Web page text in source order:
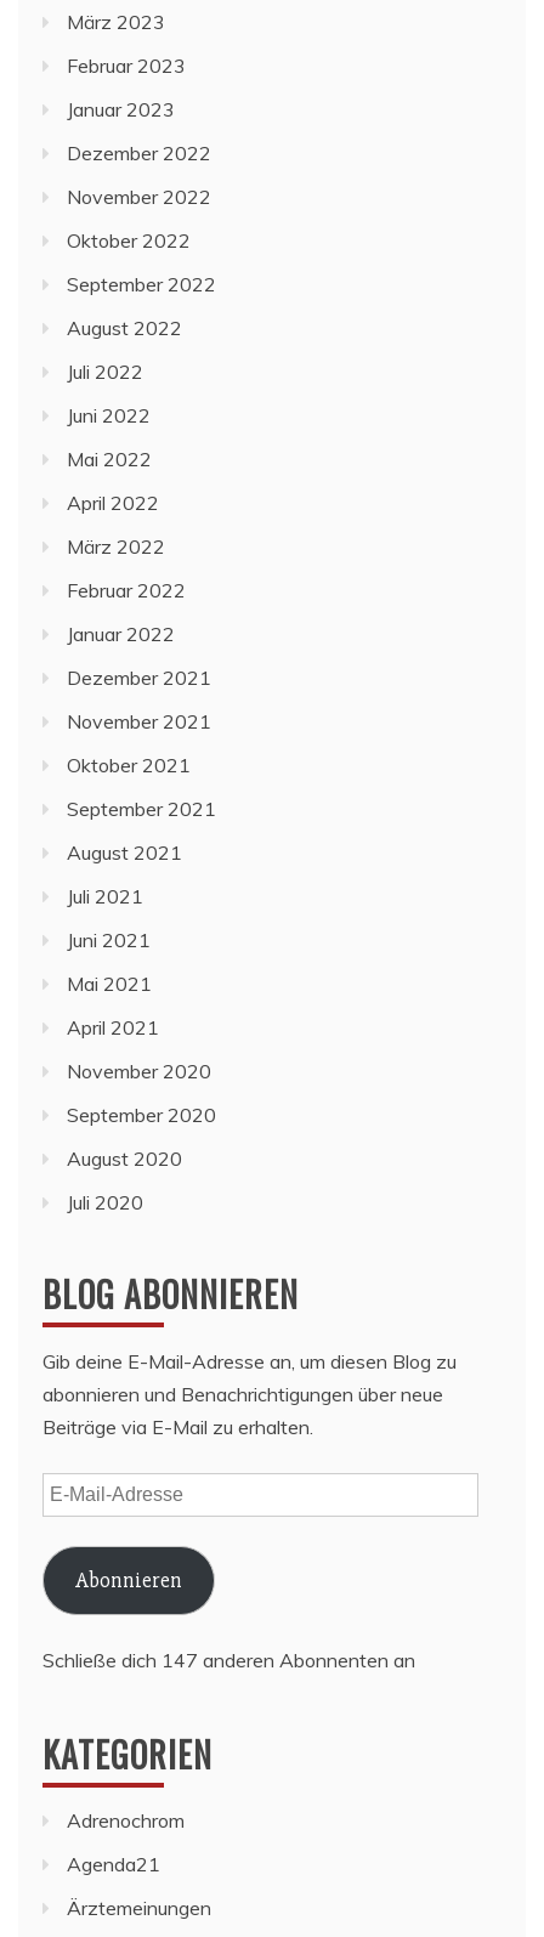
März 2023
Februar 2023
Januar 2023
Dezember 2022
November 2022
Oktober 2022
September 2022
August 2022
Juli 2022
Juni 2022
Mai 2022
April 2022
März 2022
Februar 2022
Januar 2022
Dezember 2021
November 2021
Oktober 2021
September 2021
August 2021
Juli 2021
Juni 2021
Mai 2021
April 2021
November 2020
September 2020
August 2020
Juli 2020
BLOG ABONNIEREN
Gib deine E-Mail-Adresse an, um diesen Blog zu
abonnieren und Benachrichtigungen über neue
Beiträge via E-Mail zu erhalten.
E-
Mail-
Adresse
Abonnieren
Schließe dich 147 anderen Abonnenten an
KATEGORIEN
Adrenochrom
Agenda21
Ärztemeinungen